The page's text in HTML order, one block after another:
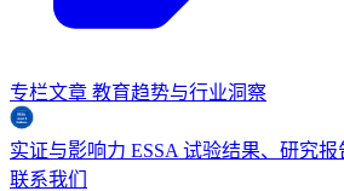
专栏文章 教育趋势与行业洞察
实证与影响力 ESSA 试验结果、研究报
联系我们